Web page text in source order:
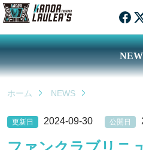
ホーム NEWS
更新日 2024-09-30 公開日